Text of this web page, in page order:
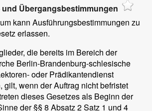
Übergangsbestimmungen
kann Ausführungsbestimmungen zu
erlassen.
die bereits im Bereich der
Berlin-Brandenburg-schlesische
oder Prädikantendienst
gilt, wenn der Auftrag nicht befristet
dieses Gesetzes als Beginn der
der §§ 8 Absatz 2 Satz 1 und 4